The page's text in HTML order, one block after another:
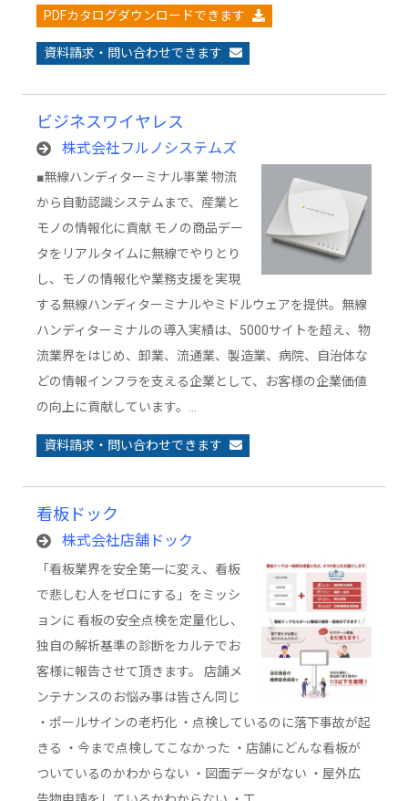
PDFカタログダウンロードできます
資料請求・問い合わせできます
ビジネスワイヤレス
株式会社フルノシステムズ
■無線ハンディターミナル事業 物流
から自動認識システムまで、産業と
モノの情報化に貢献 モノの商品デー
タをリアルタイムに無線でやりとり
し、モノの情報化や業務支援を実現
する無線ハンディターミナルやミドルウェアを提供。無線
ハンディターミナルの導入実績は、5000サイトを超え、物
流業界をはじめ、卸業、流通業、製造業、病院、自治体な
どの情報インフラを支える企業として、お客様の企業価値
の向上に貢献しています。…
資料請求・問い合わせできます
看板ドック
株式会社店舗ドック
「看板業界を安全第一に変え、看板
で悲しむ人をゼロにする」をミッシ
ョンに 看板の安全点検を定量化し、
独自の解析基準の診断をカルテでお
客様に報告させて頂きます。 店舗メ
ンテナンスのお悩み事は皆さん同じ
・ポールサインの老朽化 ・点検しているのに落下事故が起
きる ・今まで点検してこなかった ・店舗にどんな看板が
ついているのかわからない ・図面データがない ・屋外広